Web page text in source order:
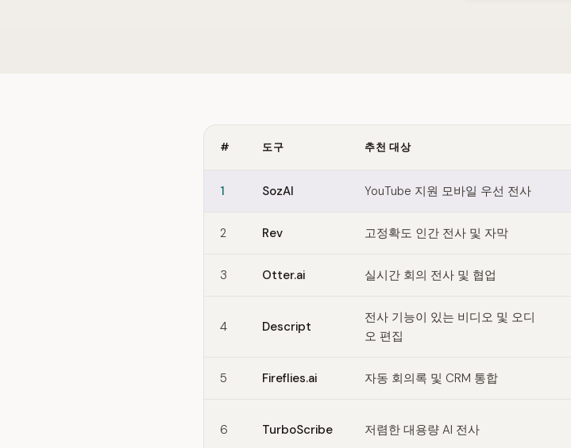
# 도구 추천 대상
1 SozAI YouTube 지원 모바일 우선 전사
2 Rev 고정확도 인간 전사 및 자막
3 Otter.ai 실시간 회의 전사 및 협업
4 Descript
전사 기능이 있는 비디오 및 오디
오 편집
5 Fireflies.ai 자동 회의록 및 CRM 통합
6 TurboScribe 저렴한 대용량 AI 전사